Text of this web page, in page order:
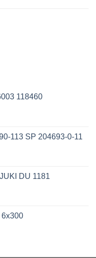
118460
113 SP 204693-0-11
DU 1181